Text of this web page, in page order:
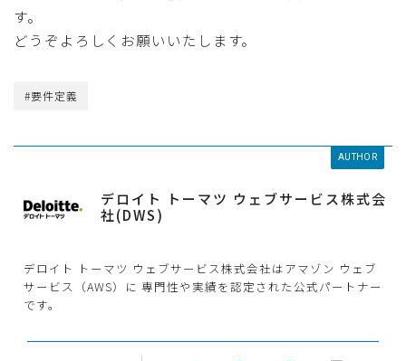
す。
どうぞよろしくお願いいたします。
#要件定義
AUTHOR
デロイト トーマツ ウェブサービス株式会
社(DWS)
デロイト トーマツ ウェブサービス株式会社はアマゾン ウェブ
サービス（AWS）に 専門性や実績を認定された公式パートナー
です。